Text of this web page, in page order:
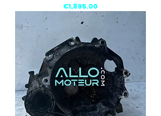
Price
€1,895.00